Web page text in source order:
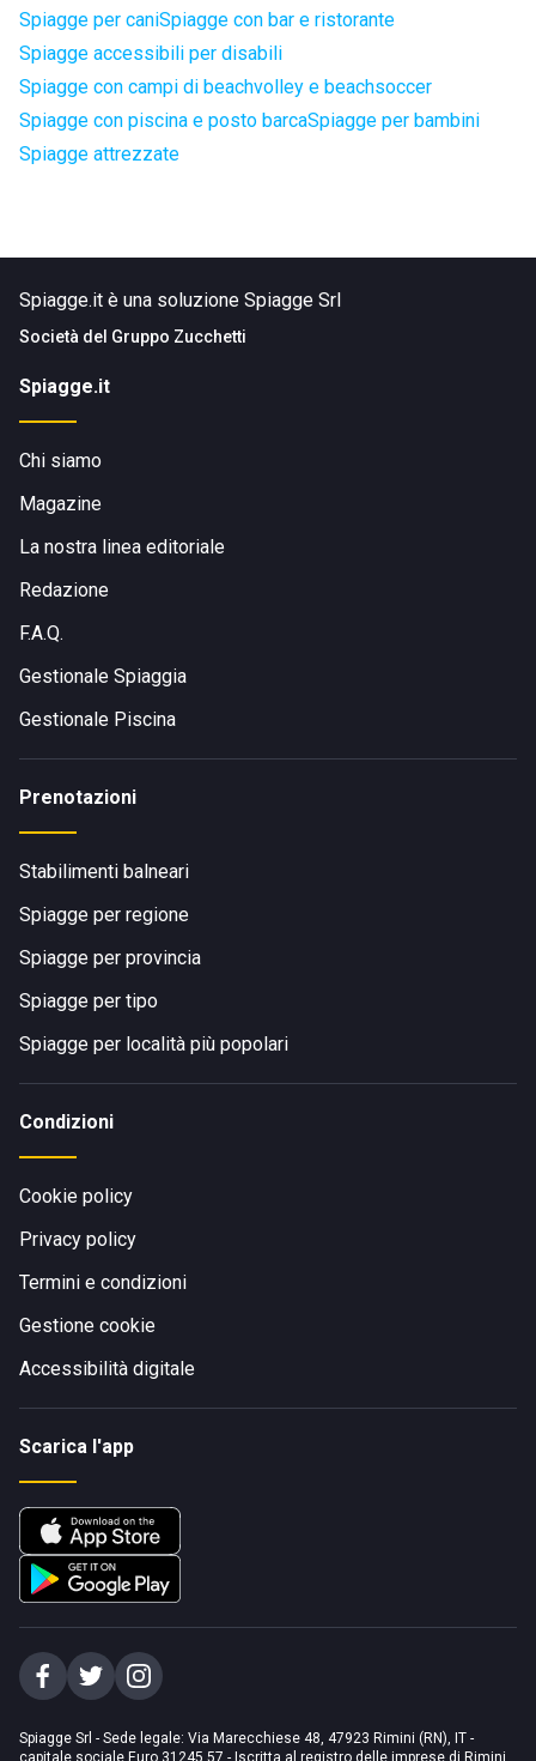
Spiagge per caniSpiagge con bar e ristorante
Spiagge accessibili per disabili
Spiagge con campi di beachvolley e beachsoccer
Spiagge con piscina e posto barcaSpiagge per bambini
Spiagge attrezzate
Spiagge.it è una soluzione Spiagge Srl
Società del Gruppo Zucchetti
Spiagge.it
Chi siamo
Magazine
La nostra linea editoriale
Redazione
F.A.Q.
Gestionale Spiaggia
Gestionale Piscina
Prenotazioni
Stabilimenti balneari
Spiagge per regione
Spiagge per provincia
Spiagge per tipo
Spiagge per località più popolari
Condizioni
Cookie policy
Privacy policy
Termini e condizioni
Gestione cookie
Accessibilità digitale
Scarica l'app
Spiagge Srl - Sede legale: Via Marecchiese 48, 47923 Rimini (RN), IT -
capitale sociale Euro 31245,57 - Iscritta al registro delle imprese di Rimini